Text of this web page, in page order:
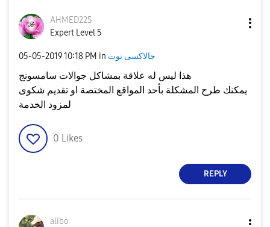
AHMED225
Expert Level 5
‎05-05-201910:18 PM in جالاكسى نوت
هذا ليس له علاقة بمشاكل جوالات سامسونج
يمكنك طرح المشكلة بأحد المواقع المختصة او تقديم شكوى
لمزود الخدمة
0 Likes
REPLY
alibo